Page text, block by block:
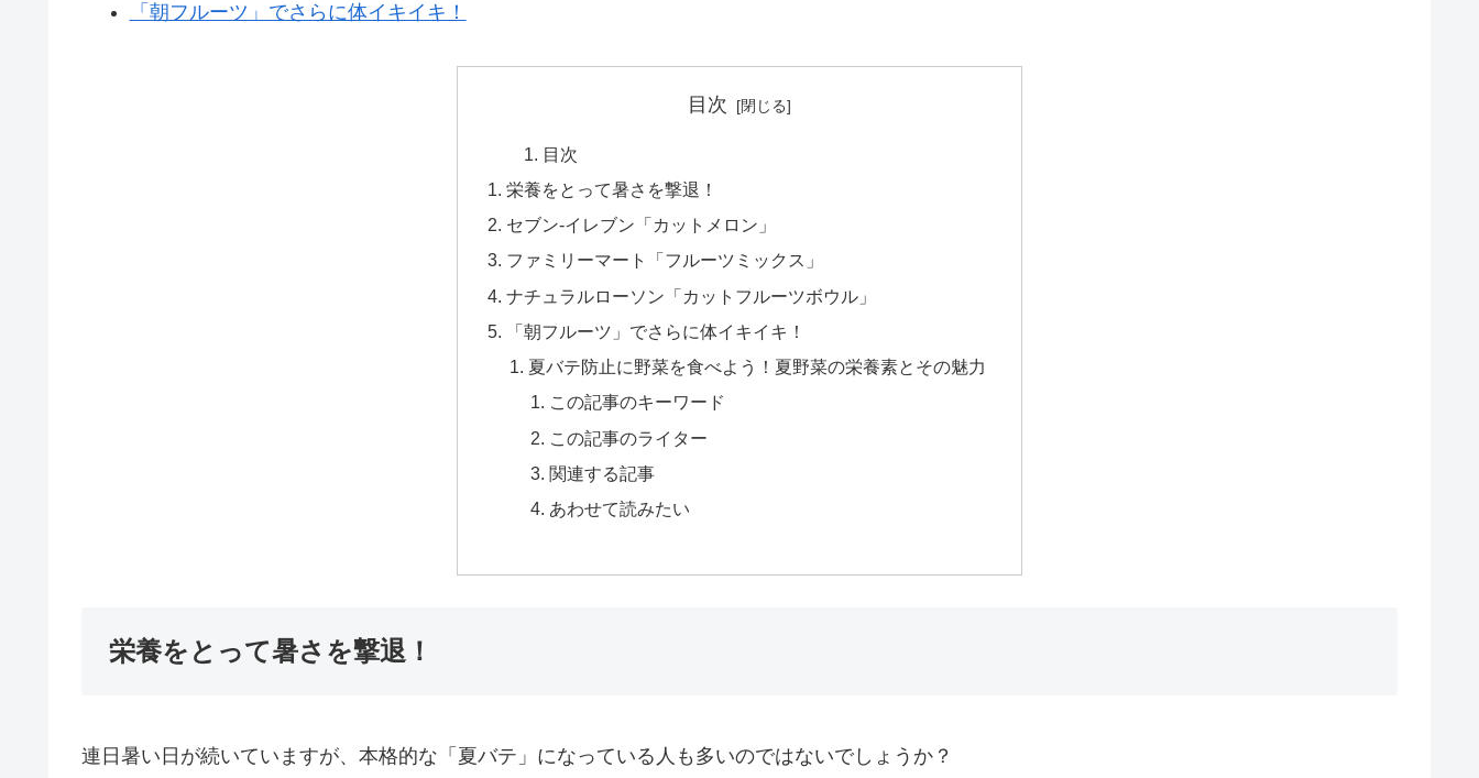
「朝フルーツ」でさらに体イキイキ！
目次
目次
栄養をとって暑さを撃退！
セブン-イレブン「カットメロン」
ファミリーマート「フルーツミックス」
ナチュラルローソン「カットフルーツボウル」
「朝フルーツ」でさらに体イキイキ！
夏バテ防止に野菜を食べよう！夏野菜の栄養素とその魅力
この記事のキーワード
この記事のライター
関連する記事
あわせて読みたい
栄養をとって暑さを撃退！
連日暑い日が続いていますが、本格的な「夏バテ」になっている人も多いのではないでしょうか？